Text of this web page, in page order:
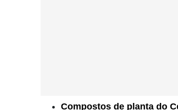
Compostos de planta do